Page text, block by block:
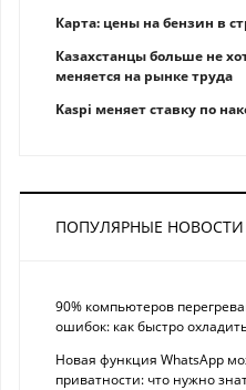
Карта: цены на бензин в
Казахстанцы больше не
меняется на рынке труда
Kaspi меняет ставку по
ПОПУЛЯРНЫЕ НОВОСТИ
90% компьютеров
ошибок: как быстро
Новая функция WhatsApp
приватности: что нужно